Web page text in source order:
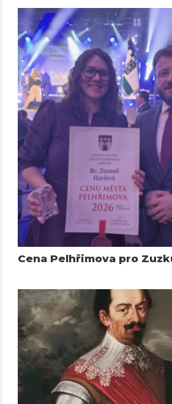
Cena Pelhřimova pro